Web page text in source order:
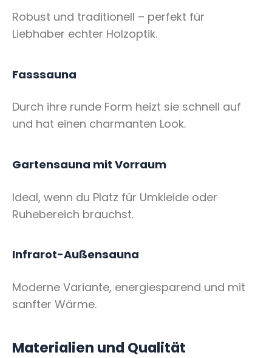
Robust und traditionell – perfekt für
Liebhaber echter Holzoptik.
Fasssauna
Durch ihre runde Form heizt sie schnell auf
und hat einen charmanten Look.
Gartensauna mit Vorraum
Ideal, wenn du Platz für Umkleide oder
Ruhebereich brauchst.
Infrarot-Außensauna
Moderne Variante, energiesparend und mit
sanfter Wärme.
Materialien und Qualität